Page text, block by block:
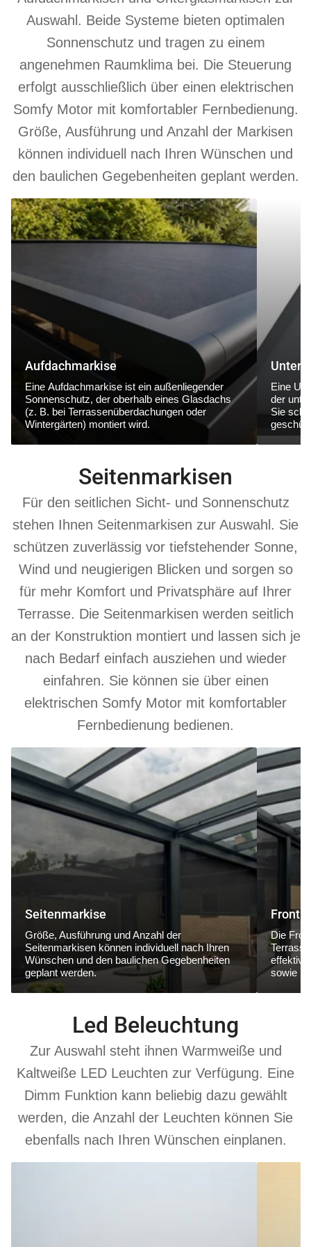
Auswahl. Beide Systeme bieten optimalen
Sonnenschutz und tragen zu einem
angenehmen Raumklima bei. Die Steuerung
erfolgt ausschließlich über einen elektrischen
Somfy Motor mit komfortabler Fernbedienung.
Größe, Ausführung und Anzahl der Markisen
können individuell nach Ihren Wünschen und
den baulichen Gegebenheiten geplant werden.
Aufdachmarkise
Aufdachmarkise
Eine Aufdachmarkise ist ein außenliegender
Sonnenschutz, der oberhalb eines Glasdachs
(z. B. bei Terrassenüberdachungen oder
Wintergärten) montiert wird.
Eine
der
Sie
Seitenmarkisen
Für den seitlichen Sicht- und Sonnenschutz
stehen Ihnen Seitenmarkisen zur Auswahl. Sie
schützen zuverlässig vor tiefstehender Sonne,
Wind und neugierigen Blicken und sorgen so
für mehr Komfort und Privatsphäre auf Ihrer
Terrasse. Die Seitenmarkisen werden seitlich
an der Konstruktion montiert und lassen sich je
nach Bedarf einfach ausziehen und wieder
einfahren. Sie können sie über einen
elektrischen Somfy Motor mit komfortabler
Fernbedienung bedienen.
Seitenmarkise
Seitenmarkise
Größe, Ausführung und Anzahl der
Seitenmarkisen können individuell nach Ihren
Wünschen und den baulichen Gegebenheiten
geplant werden.
Die
sowie
Led Beleuchtung
Zur Auswahl steht ihnen Warmweiße und
Kaltweiße LED Leuchten zur Verfügung. Eine
Dimm Funktion kann beliebig dazu gewählt
werden, die Anzahl der Leuchten können Sie
ebenfalls nach Ihren Wünschen einplanen.